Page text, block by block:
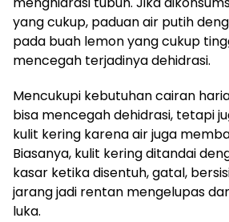
yang cukup, paduan air putih
pada buah lemon yang cukup
mencegah terjadinya dehidrasi.
Mencukupi kebutuhan cairan
bisa mencegah dehidrasi, tetapi
kulit kering karena air juga
Biasanya, kulit kering ditandai
kasar ketika disentuh, gatal,
jarang jadi rentan mengelupas
luka.